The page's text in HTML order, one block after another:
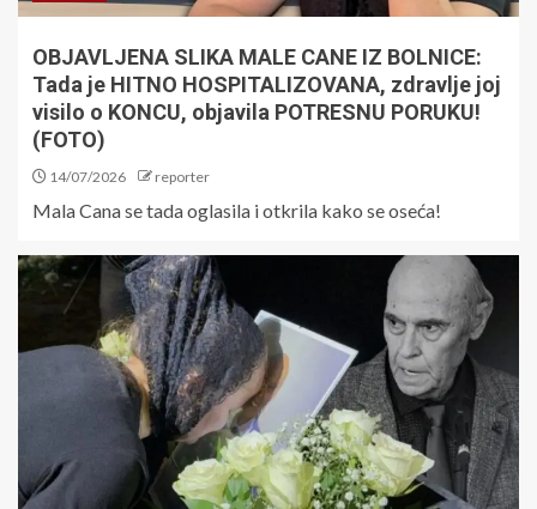
OBJAVLJENA SLIKA MALE CANE IZ BOLNICE:
Tada je HITNO HOSPITALIZOVANA, zdravlje joj
visilo o KONCU, objavila POTRESNU PORUKU!
(FOTO)
14/07/2026 reporter
Mala Cana se tada oglasila i otkrila kako se oseća!